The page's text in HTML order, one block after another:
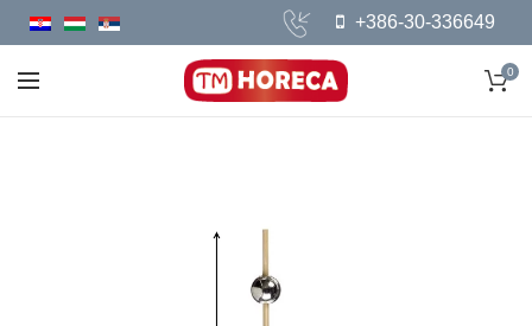
+386-30-336649
0